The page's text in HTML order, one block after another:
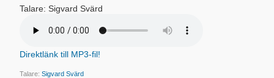
Talare: Sigvard Svärd
Direktlänk till MP3-fil!
Talare:Sigvard Svärd